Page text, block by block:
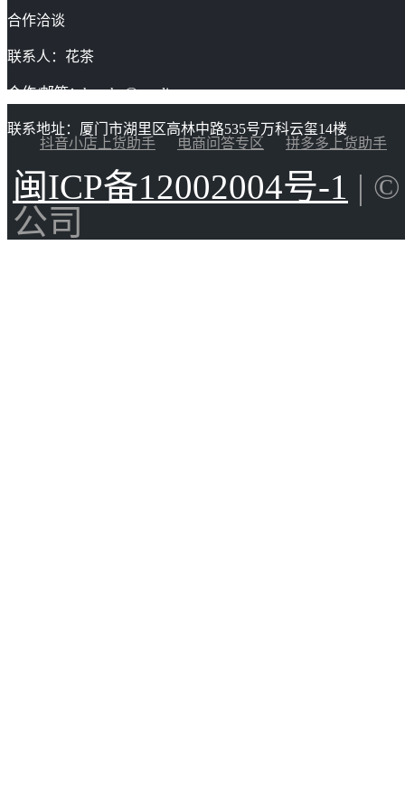
合作洽谈
联系人：花茶
合作/邮箱：huacha@gaoding.com
联系地址：厦门市湖里区高林中路535号万科云玺14楼
抖音小店上货助手
电商问答专区 拼多多上货助手
闽ICP备12002004号-1 |
公司